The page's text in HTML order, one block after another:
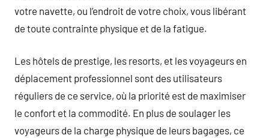
votre navette, ou l’endroit de votre choix, vous libérant
de toute contrainte physique et de la fatigue.
Les hôtels de prestige, les resorts, et les voyageurs en
déplacement professionnel sont des utilisateurs
réguliers de ce service, où la priorité est de maximiser
le confort et la commodité. En plus de soulager les
voyageurs de la charge physique de leurs bagages, ce